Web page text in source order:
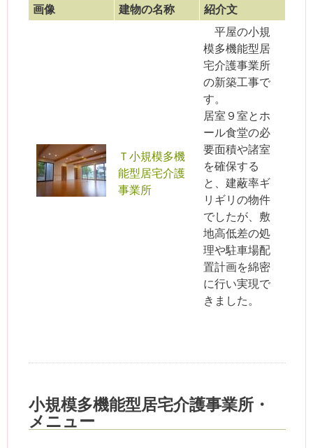
画像 建物の名称 紹介文
Ｔ小規模多機
能型居宅介護
事業所
平屋の小規
模多機能型居
宅介護事業所
の新築工事で
す。
居室９室とホ
ール食堂の必
要面積や諸室
を確保する
と、建蔽率ギ
リギリの物件
でしたが、敷
地高低差の処
理や駐車場配
置計画を綿密
に行い実現で
きました。
小規模多機能型居宅介護事業所・
メニュー